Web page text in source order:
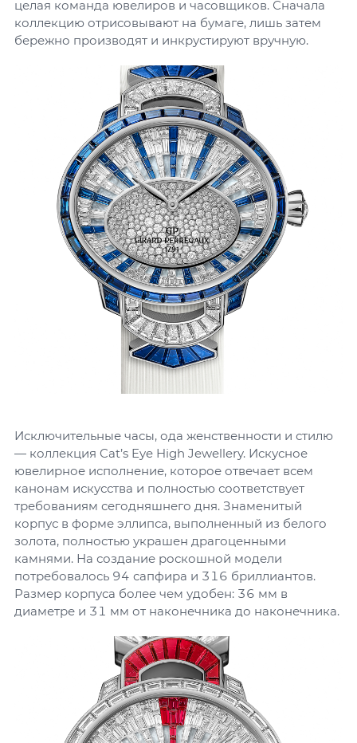
целая команда ювелиров и часовщиков. Сначала
коллекцию отрисовывают на бумаге, лишь затем
бережно производят и инкрустируют вручную.
Исключительные часы, ода женственности и стилю
— коллекция Cat’s Eye High Jewellery. Искусное
ювелирное исполнение, которое отвечает всем
канонам искусства и полностью соответствует
требованиям сегодняшнего дня. Знаменитый
корпус в форме эллипса, выполненный из белого
золота, полностью украшен драгоценными
камнями. На создание роскошной модели
потребовалось 94 сапфира и 316 бриллиантов.
Размер корпуса более чем удобен: 36 мм в
диаметре и 31 мм от наконечника до наконечника.